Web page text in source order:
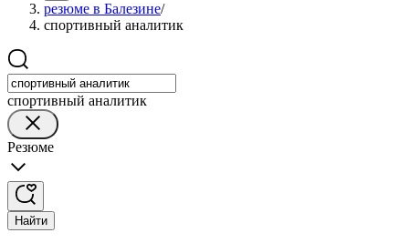
резюме в Балезине/
спортивный аналитик
спортивный аналитик
Резюме
Найти